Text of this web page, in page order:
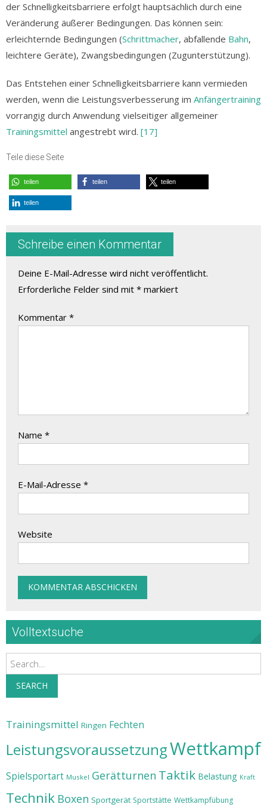
der Schnelligkeitsbarriere erfolgt hauptsächlich durch eine
Veränderung äußerer Bedingungen. Das können sein:
erleichternde Bedingungen (Schrittmacher, abfallende Bahn,
leichtere Geräte), Zwangsbedingungen (Zugunterstützung).
Das Entstehen einer Schnelligkeitsbarriere kann vermieden
werden, wenn die Leistungsverbesserung im Anfängertraining
vorrangig durch Anwendung vielseitiger allgemeiner
Trainingsmittel angestrebt wird. [17]
Teile diese Seite
teilen teilen teilen
teilen
Schreibe einen Kommentar
Deine E-Mail-Adresse wird nicht veröffentlicht.
Erforderliche Felder sind mit * markiert
Kommentar *
Name *
E-Mail-Adresse *
Website
Volltextsuche
Search
SEARCH
Trainingsmittel Ringen Fechten
LeistungsvoraussetzungWettkampf
Spielsportart Muskel Gerätturnen Taktik Belastung Kraft
Technik Boxen Sportgerät Sportstätte Wettkampfübung